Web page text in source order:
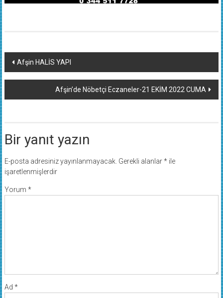
Yazı
dolaşımı
Afşin HALİS YAPI
Afşin’de Nöbetçi Eczaneler-21 EKİM 2022 CUMA
Bir yanıt yazın
E-posta adresiniz yayınlanmayacak. Gerekli alanlar*ile
işaretlenmişlerdir
Yorum *
Ad *